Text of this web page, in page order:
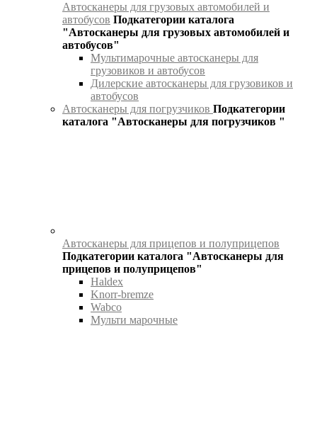
Автосканеры для грузовых автомобилей и
автобусов Подкатегории каталога
"Автосканеры для грузовых автомобилей и
автобусов"
Мультимарочные автосканеры для
грузовиков и автобусов
Дилерские автосканеры для грузовиков и
автобусов
Автосканеры для погрузчиков Подкатегории
каталога "Автосканеры для погрузчиков "
Автосканеры для прицепов и полуприцепов
Подкатегории каталога "Автосканеры для
прицепов и полуприцепов"
Haldex
Knorr-bremze
Wabco
Мульти марочные